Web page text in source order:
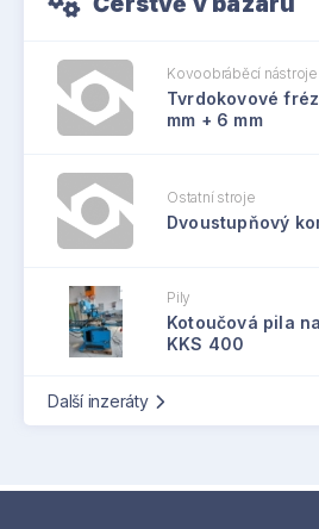
Kovoobráběcí nástroje
Tvrdokovové
mm + 6 mm
Ostatní stroje
Dvoustupňový
Pily
Kotoučová pila
KKS 400
Další inzeráty